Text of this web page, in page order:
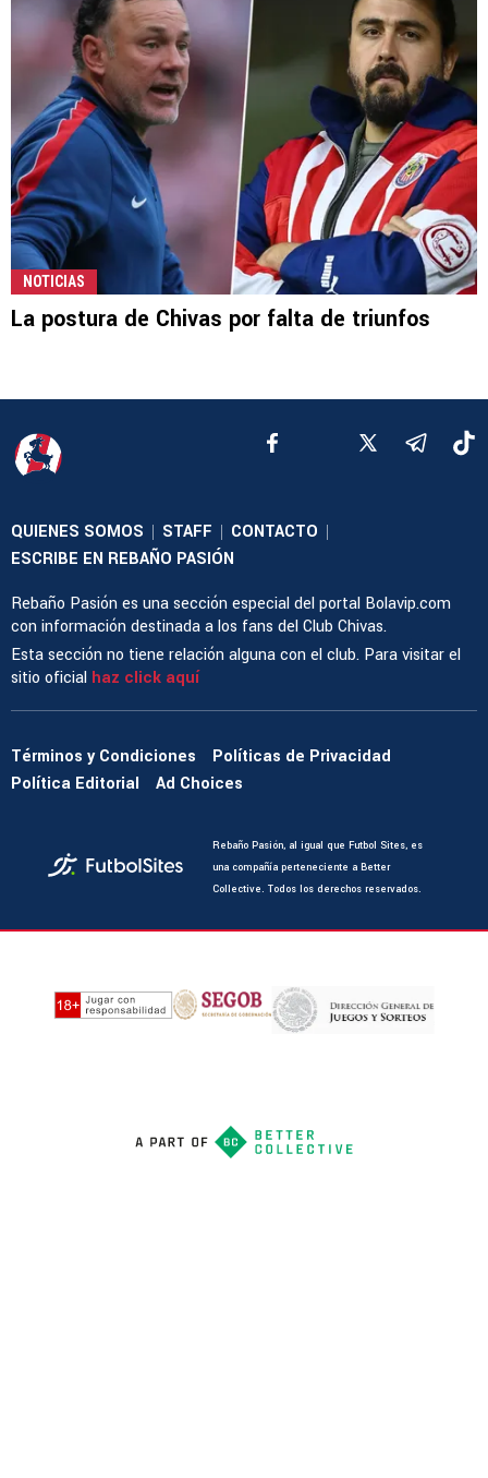
NOTICIAS
La postura de Chivas por falta de triunfos
QUIENES SOMOS STAFF CONTACTO
ESCRIBE EN REBAÑO PASIÓN
Rebaño Pasión es una sección especial del portal Bolavip.com
con información destinada a los fans del Club Chivas.
Esta sección no tiene relación alguna con el club. Para visitar el
sitio oficial haz click aquí
Términos y Condiciones
Políticas de Privacidad
Política Editorial
Ad Choices
Rebaño Pasión, al igual que Futbol Sites, es
una compañía perteneciente a Better
Collective. Todos los derechos reservados.